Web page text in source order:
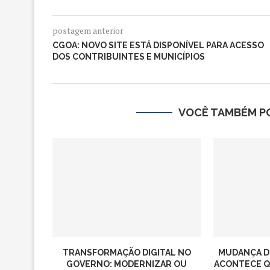
postagem anterior
CGOA: NOVO SITE ESTÁ DISPONÍVEL PARA ACESSO
DOS CONTRIBUINTES E MUNICÍPIOS
VOCÊ TAMBÉM
TRANSFORMAÇÃO DIGITAL NO
GOVERNO: MODERNIZAR OU
MUDANÇA
ACONTECE